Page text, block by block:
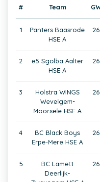
# Team
1
Panters Baasrode
HSE A
26
2
e5 Sgolba Aalter
HSE A
26
3
Holstra WINGS
Wevelgem-
Moorsele HSE A
26
4
BC Black Boys
Erpe-Mere HSE A
26
5
BC Lamett
Deerlijk-
26